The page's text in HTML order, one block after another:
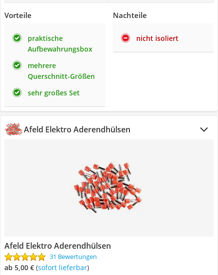
Vorteile
praktische
Aufbewahrungsbox
mehrere
Querschnitt-Größen
sehr großes Set
Nachteile
nicht isoliert
Afeld Elektro Aderendhülsen
Afeld Elektro Aderendhülsen
31 Bewertungen
ab 5,00 € ( Sofort lieferbar)